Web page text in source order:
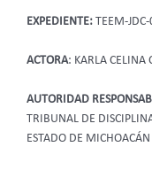
EXPEDIENTE: TEEM-
ACTORA: KARLA CELINA
AUTORIDAD
TRIBUNAL DE
ESTADO DE